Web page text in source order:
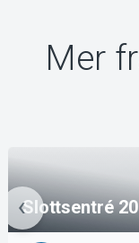
Mer
Slottsentré